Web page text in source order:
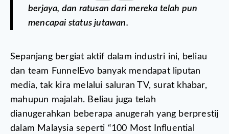
berjaya, dan ratusan dari mereka telah pun
mencapai status jutawan.
Sepanjang bergiat aktif dalam industri ini, beliau
dan team FunnelEvo banyak mendapat liputan
media, tak kira melalui saluran TV, surat khabar,
mahupun majalah. Beliau juga telah
dianugerahkan beberapa anugerah yang berprestij
dalam Malaysia seperti “100 Most Influential